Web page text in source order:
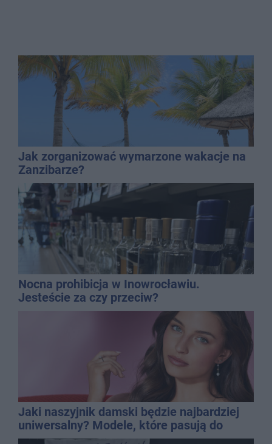
Jak zorganizować wymarzone wakacje na
Zanzibarze?
Nocna prohibicja w Inowrocławiu.
Jesteście za czy przeciw?
Jaki naszyjnik damski będzie najbardziej
uniwersalny? Modele, które pasują do
wielu stylizacji